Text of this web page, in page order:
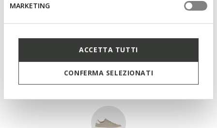
MARKETING
ACCETTA TUTTI
CONFERMA SELEZIONATI
ACTIF